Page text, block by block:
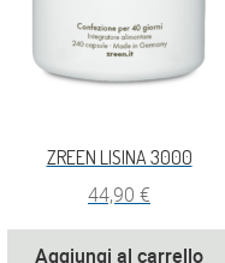
ZREEN LISINA 3000
44,90 €
Aggiungi al carrello